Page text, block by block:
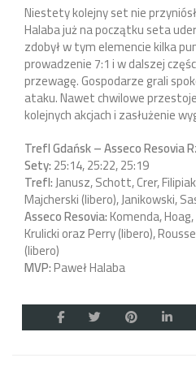
Niestety kolejny set nie
Halaba już na początku seta
zdobył w tym elemencie kilka
prowadzenie 7:1 i w dalszej
przewagę. Gospodarze grali
ataku. Nawet chwilowe
kolejnych akcjach i zasłużenie
Trefl Gdańsk – Asseco Resovia
Sety:25:14, 25:22, 25:19
Trefl:Janusz, Schott, Crer,
Majcherski (libero), Janikowski,
Asseco Resovia:Komenda,
Krulicki oraz Perry (libero),
(libero)
MVP:Paweł Halaba